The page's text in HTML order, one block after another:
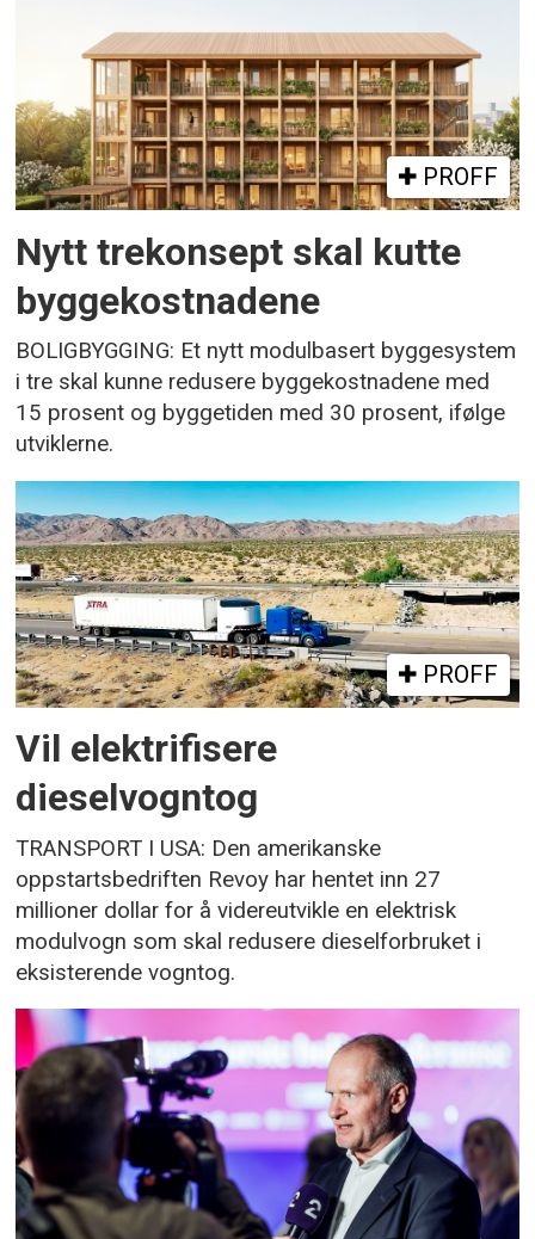
PROFF
Nytt trekonsept skal kutte
byggekostnadene
BOLIGBYGGING: Et nytt modulbasert byggesystem
i tre skal kunne redusere byggekostnadene med
15 prosent og byggetiden med 30 prosent, ifølge
utviklerne.
PROFF
Vil elektrifisere
dieselvogntog
TRANSPORT I USA: Den amerikanske
oppstartsbedriften Revoy har hentet inn 27
millioner dollar for å videreutvikle en elektrisk
modulvogn som skal redusere dieselforbruket i
eksisterende vogntog.